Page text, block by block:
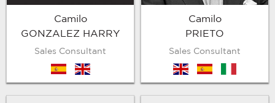
Camilo
GONZALEZ HARRY
Sales Consultant
es en
Camilo
PRIETO
Sales Consultant
en es